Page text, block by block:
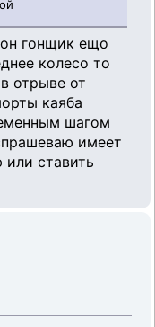
он гонщик ещо
колесо то
отрыве от
каяба
шагом
имеет
ставить